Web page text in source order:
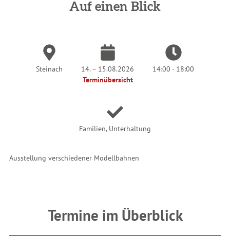
Auf einen Blick
Steinach
14. – 15.08.2026
Terminübersicht
14:00 - 18:00
Familien, Unterhaltung
Ausstellung verschiedener Modellbahnen
Termine im Überblick